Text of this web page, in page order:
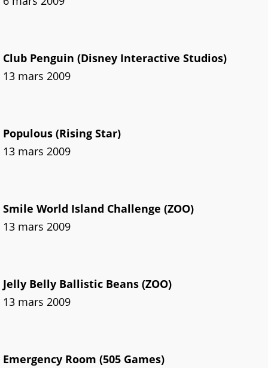
Club Penguin (Disney Interactive Studios)
13 mars 2009
Populous (Rising Star)
13 mars 2009
Smile World Island Challenge (ZOO)
13 mars 2009
Jelly Belly Ballistic Beans (ZOO)
13 mars 2009
Emergency Room (505 Games)